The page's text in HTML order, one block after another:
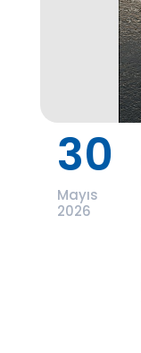
30
Mayıs
2026